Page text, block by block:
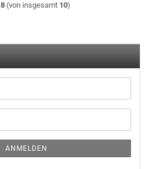
8(von insgesamt 10)
ANMELDEN